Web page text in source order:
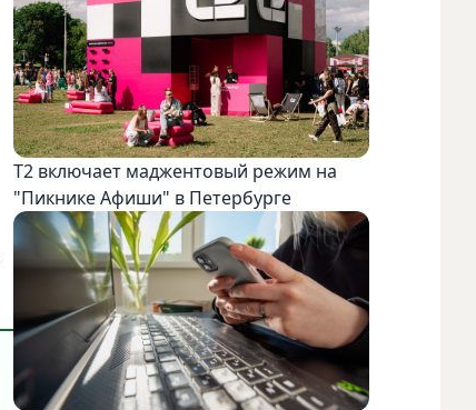
Т2 включает маджентовый режим на
"Пикнике Афиши" в Петербурге